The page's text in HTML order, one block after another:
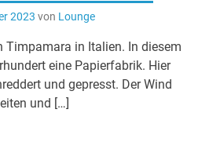
2023 von Lounge
in Italien. In diesem
eine Papierfabrik. Hier
und gepresst. Der Wind
und […]